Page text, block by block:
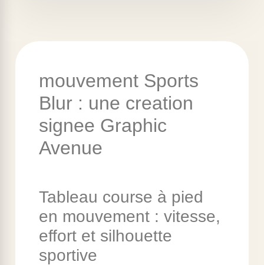
mouvement Sports
Blur : une creation
signee Graphic
Avenue
Tableau course à pied
en mouvement : vitesse,
effort et silhouette
sportive